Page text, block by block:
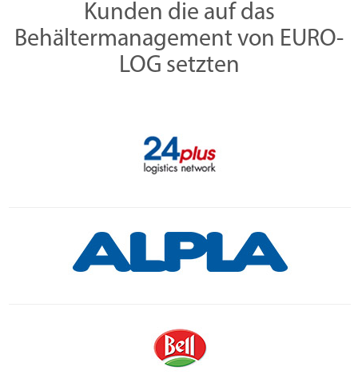
Kunden die auf das
Behältermanagement von EURO-
LOG setzten